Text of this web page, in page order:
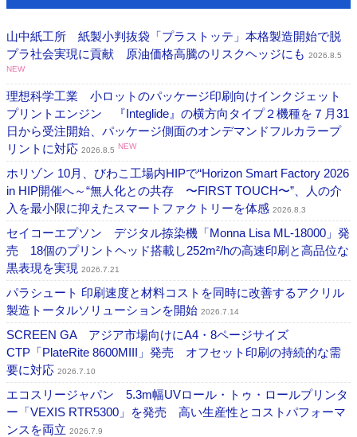
山中紙工所 紙製小判抜袋「プラストッテ」本格製造開始で脱
プラ社会実現に貢献 原油価格高騰のリスクヘッジにも 2026.8.5
NEW
理想科学工業 小ロットのパッケージ印刷向けインクジェット
プリントエンジン 『Integlide』の横方向タイプ２機種を７月31
日から受注開始、パッケージ側面のオンデマンドフルカラープ
リントに対応 2026.8.5 NEW
ホリゾン 10月、びわこ工場内HIPで“Horizon Smart Factory 2026
in HIP開催へ～“無人化との共存 〜FIRST TOUCH〜”、人の介
入を最小限に抑えたスマートファクトリーを体感 2026.8.3
セイコーエプソン デジタル捺染機「Monna Lisa ML-18000」発
売 18個のプリントヘッド搭載し252m²/hの高速印刷と高品位な
黒表現を実現 2026.7.21
パラシュート 印刷速度と材料コストを同時に改善するアクリル
製造トータルソリューションを開始 2026.7.14
SCREEN GA アジア市場向けにA4・8ページサイズ
CTP「PlateRite 8600MIII」発売 オフセット印刷の持続的な需
要に対応 2026.7.10
エコスリージャパン 5.3m幅UVロール・トゥ・ロールプリンタ
ー「VEXIS RTR5300」を発売 高い生産性とコストパフォーマ
ンスを両立 2026.7.9